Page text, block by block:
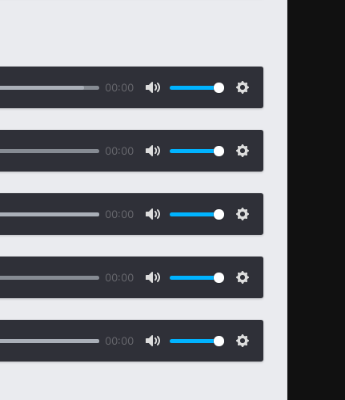
00:00
00:00
00:00
00:00
00:00